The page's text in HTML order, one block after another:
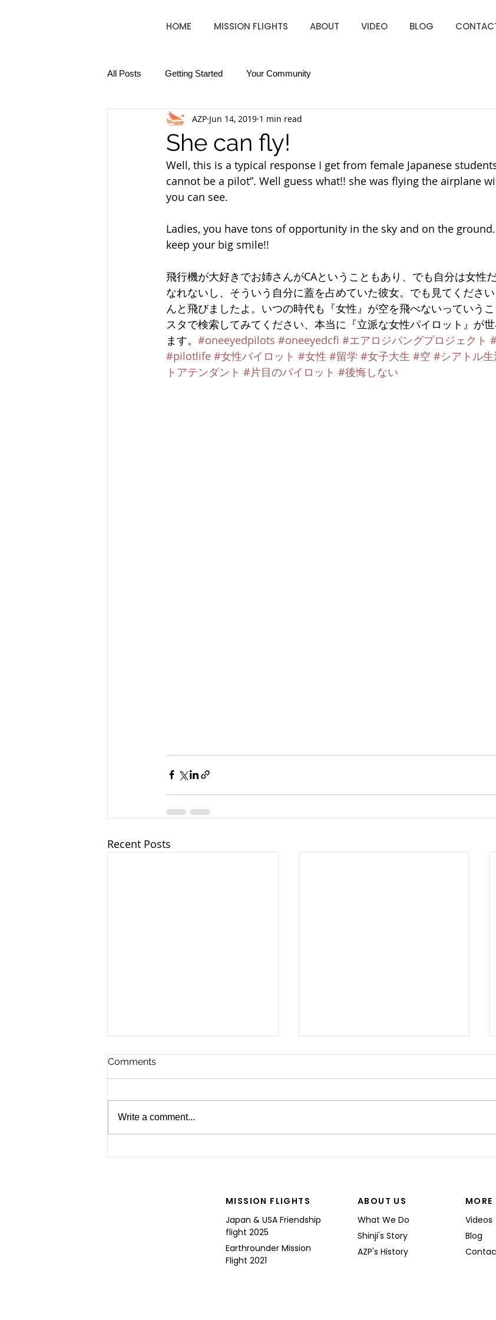
HOME MISSION FLIGHTS ABOUT VIDEO BLOG
All Posts Getting Started Your Community
She can fly!
AZP Jun 14, 2019 1 min read
Well, this is a typical response I get from female Japanese
cannot be a pilot”. Well guess what!! she was flying the airplane
you can see.
Ladies, you have tons of opportunity in the sky and on the
keep your big smile!!
飛行機が大好きでお姉さんがCAということもあり、でも自分は女性
なれないし、そういう自分に蓋を占めていた彼女。でも見てくださ
んと飛びましたよ。いつの時代も『女性』が空を飛べないっていう
スタで検索してみてください、本当に『立派な女性パイロット』が
ます。 #oneeyedpilots #oneeyedcfi #エアロジパングプロジェクト
#pilotlife #女性パイロット #女性 #留学 #女子大生 #空 #シアトル生
トアテンダント #片目のパイロット #後悔しない
Recent Posts
Comments
Write a comment...
MISSION FLIGHTS
Japan & USA Friendship
flight 2025
Earthrounder Mission
Flight 2021
ABOUT US
What We Do
Shinji's Story
AZP's History
MORE
Videos
Blog